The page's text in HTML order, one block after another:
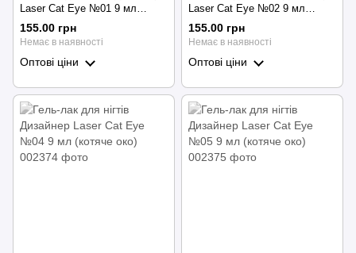
Laser Cat Eye №01 9 мл
(котяче око)
155.00 грн
Немає в наявності
Оптові ціни
Laser Cat Eye №02 9 мл
(котяче око)
155.00 грн
Немає в наявності
Оптові ціни